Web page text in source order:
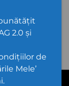
2.0 și
de
Mele’
Accesibilitate